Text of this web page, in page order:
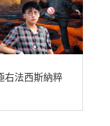
右法西斯納粹